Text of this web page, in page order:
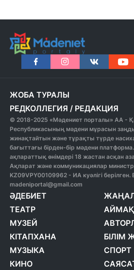
ЖОБА ТУРАЛЫ
РЕДКОЛЛЕГИЯ / РЕДАКЦИЯ
© 2018-2025 «Мәдениет порталы» АА -
Республикасының мәдени мұрасын
жинақтайтын және тұрақты түрде
бағыттағы бірден-бір мәдени
ақпараттық өнімдері 18 жастан асқан
Ақпарат және коммуникациялар
KZ09VPY00109962 - ИА куәлігі берілген.
madeniportal@gmail.com
ӘДЕБИЕТ
ТЕАТР
МУЗЕЙ
КІТАПХАНА
МУЗЫКА
КИНО
БІЛІМ
СПОРТ